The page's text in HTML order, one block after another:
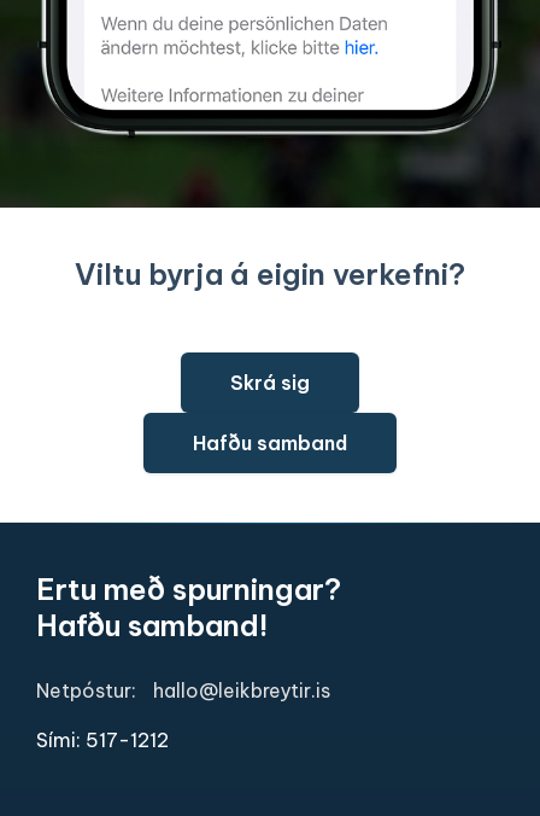
Viltu byrja á eigin verkefni?
Skrá sig
Hafðu samband
Ertu með spurningar?
Hafðu samband!
Netpóstur: hallo@leikbreytir.is
Sími: 517-1212​